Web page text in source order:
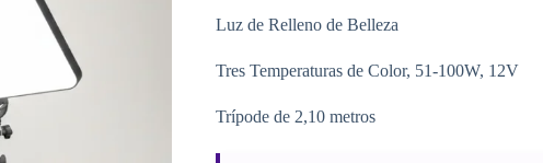
Luz de Relleno de Belleza
Tres Temperaturas de Color, 51-100W, 12V
Trípode de 2,10 metros